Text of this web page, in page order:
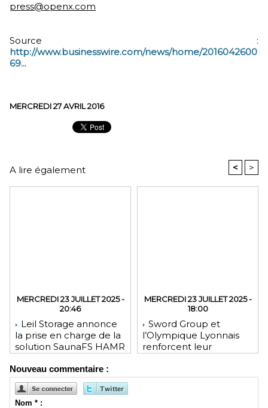
press@openx.com
Source :
http://www.businesswire.com/news/home/2016042600
69...
MERCREDI 27 AVRIL 2016
A lire également < >
MERCREDI 23 JUILLET 2025 -
20:46
Leil Storage annonce
la prise en charge de la
solution SaunaFS HAMR
stockage accrue lors
des déploiements sur
site
MERCREDI 23 JUILLET 2025 -
18:00
Sword Group et
l’Olympique Lyonnais
renforcent leur
Nouveau commentaire :
Nom * :